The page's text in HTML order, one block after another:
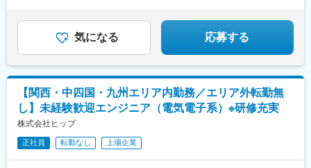
各専門ごとの技術研修から、ビジネスマナーなど一般的な研修ま
で、業界トップクラスのグループ研修体制を整えています。他社
とは比べ物にならないレベルでの研修を受けることができます。
研修センターは厚木、名古屋をはじめとして全国12か所にあり、
研修センターから遠い地域にいる場合でも、通信教育補助制度
（資格取得後半額返金）や、PCにカメラをつけての研修を受講す
ることができます。
気になる 応募する
【関西・中四国・九州エリア内勤務／エリア外転勤無
し】未経験歓迎エンジニア（電気電子系）※研修充実
株式会社ヒップ
正社員 転勤なし 上場企業